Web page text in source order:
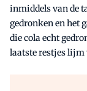
inmiddels van de
gedronken en het
die cola echt
laatste restjes lijm